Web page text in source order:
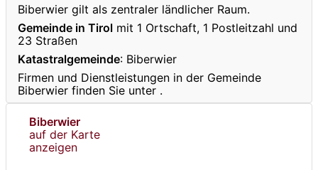
Biberwier gilt als zentraler ländlicher Raum.
Gemeinde in Tirol mit 1 Ortschaft, 1 Postleitzahl und
23 Straßen
Katastralgemeinde: Biberwier
Firmen und Dienstleistungen in der Gemeinde
Biberwier finden Sie unter .
Biberwier
auf der Karte
anzeigen